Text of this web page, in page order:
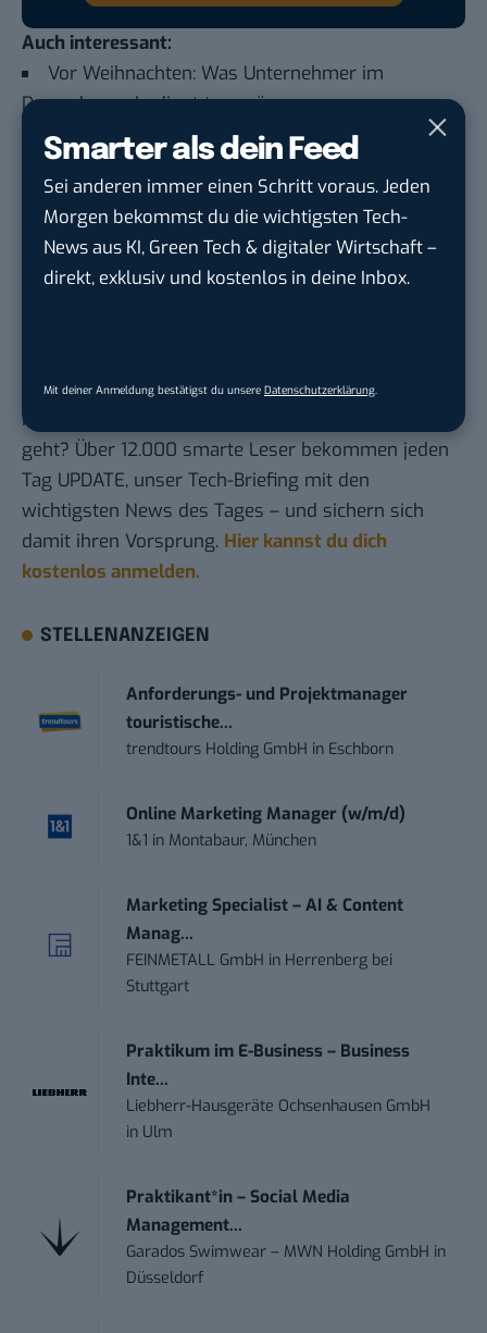
Smarter als dein Feed
Sei anderen immer einen Schritt voraus. Jeden
Morgen bekommst du die wichtigsten Tech-
News aus KI, Green Tech & digitaler Wirtschaft –
direkt, exklusiv und kostenlos in deine Inbox.
Mit deiner Anmeldung bestätigst du unsere Datenschutzerklärung
Auch interessant:
Vor Weihnachten: Was Unternehmer im
Dezember unbedingt tun müssen
Last-Minute-Geschenke: 6 Digitale
Geschenkideen zu Weihnachten
Sparen? Warum ihr Weihnachten ohne
Zurückhaltung feiern solltet
Das sind die 10 beliebtesten Weihnachtsfilme
Du möchtest nicht abgehängt werden, wenn es um
KI, Green Tech und die Tech-Themen von Morgen
geht? Über 12.000 smarte Leser bekommen jeden
Tag UPDATE, unser Tech-Briefing mit den
wichtigsten News des Tages – und sichern sich
damit ihren Vorsprung. Hier kannst du dich
kostenlos anmelden.
STELLENANZEIGEN
Anforderungs- und Projektmanager
touristische...
trendtours Holding GmbH in Eschborn
Online Marketing Manager (w/m/d)
1&1 in Montabaur, München
Marketing Specialist – AI & Content
Manag...
FEINMETALL GmbH in Herrenberg bei
Stuttgart
Praktikum im E-Business – Business
Inte...
Liebherr-Hausgeräte Ochsenhausen GmbH
in Ulm
Praktikant*in – Social Media
Management...
Garados Swimwear – MWN Holding GmbH in
Düsseldorf